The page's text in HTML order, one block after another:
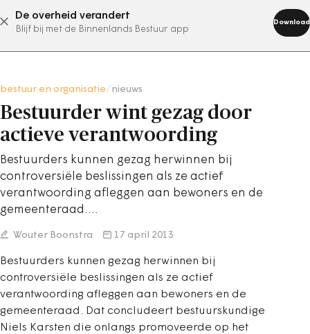
De overheid verandert
Blijf bij met de Binnenlands Bestuur app
Download
abonneer nu
bestuur en organisatie nieuws
Bestuurder wint gezag door
actieve verantwoording
Bestuurders kunnen gezag herwinnen bij
controversiële beslissingen als ze actief
verantwoording afleggen aan bewoners en de
gemeenteraad.…
Wouter Boonstra 17 april 2013
Bestuurders kunnen gezag herwinnen bij
controversiële beslissingen als ze actief
verantwoording afleggen aan bewoners en de
gemeenteraad. Dat concludeert bestuurskundige
Niels Karsten die onlangs promoveerde op het